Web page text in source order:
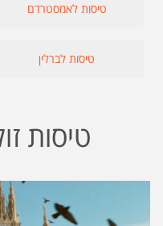
טיסות לאמסטרדם
טיסות לברלין
טיסות